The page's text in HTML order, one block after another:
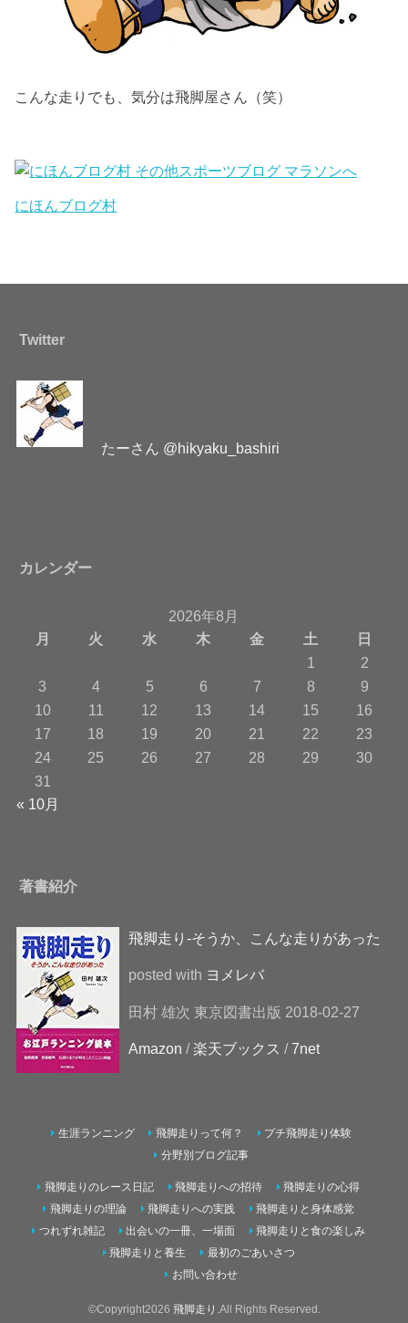
こんな走りでも、気分は飛脚屋さん（笑）
にほんブログ村
Twitter
たーさん @hikyaku_bashiri
カレンダー
2026年8月
月
火 水 木 金 土
日
1
2
3
4 5 6 7 8
9
10
11 12 13 14 15
16
17
18 19 20 21 22
23
24
25 26 27 28 29
30
31
« 10月
著書紹介
飛脚走り-そうか、こんな走りがあった
posted with ヨメレバ
田村 雄次 東京図書出版 2018-02-27
Amazon /楽天ブックス /7net
生涯ランニング 飛脚走りって何？
プチ飛脚走り体験
分野別ブログ記事
飛脚走りのレース日記 飛脚走りへの招待
飛脚走りの心得
飛脚走りの理論
飛脚走りへの実践
飛脚走りと身体感覚
つれずれ雑記
出会いの一冊、一場面
飛脚走りと食の楽しみ
飛脚走りと養生
最初のごあいさつ
お問い合わせ
©Copyright2026 飛脚走り .All Rights Reserved.